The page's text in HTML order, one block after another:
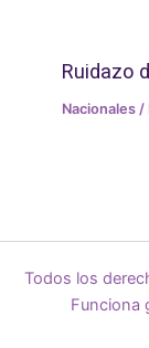
Ruidazo
Nacionales /
Todos los
Funciona